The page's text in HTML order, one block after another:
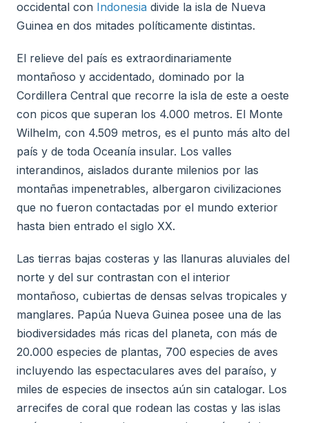
occidental con Indonesia divide la isla de Nueva
Guinea en dos mitades políticamente distintas.
El relieve del país es extraordinariamente
montañoso y accidentado, dominado por la
Cordillera Central que recorre la isla de este a oeste
con picos que superan los 4.000 metros. El Monte
Wilhelm, con 4.509 metros, es el punto más alto del
país y de toda Oceanía insular. Los valles
interandinos, aislados durante milenios por las
montañas impenetrables, albergaron civilizaciones
que no fueron contactadas por el mundo exterior
hasta bien entrado el siglo XX.
Las tierras bajas costeras y las llanuras aluviales del
norte y del sur contrastan con el interior
montañoso, cubiertas de densas selvas tropicales y
manglares. Papúa Nueva Guinea posee una de las
biodiversidades más ricas del planeta, con más de
20.000 especies de plantas, 700 especies de aves
incluyendo las espectaculares aves del paraíso, y
miles de especies de insectos aún sin catalogar. Los
arrecifes de coral que rodean las costas y las islas